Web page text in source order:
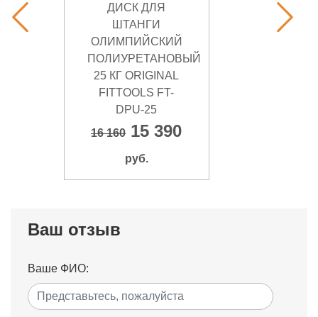
ДИСК ДЛЯ
ШТАНГИ
ОЛИМПИЙСКИЙ
ПОЛИУРЕТАНОВЫЙ
25 КГ ORIGINAL
FITTOOLS FT-
DPU-25
16 16015 390
руб.
Ваш отзыв
Ваше ФИО: